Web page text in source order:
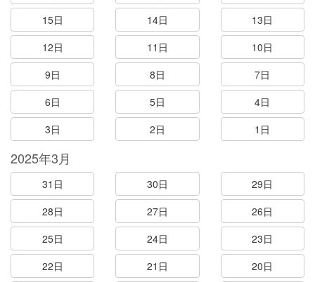
15日
14日
13日
12日
11日
10日
9日
8日
7日
6日
5日
4日
3日
2日 1日
2025年3月
31日 30日
29日
28日
27日
26日
25日
24日
23日
22日
21日
20日